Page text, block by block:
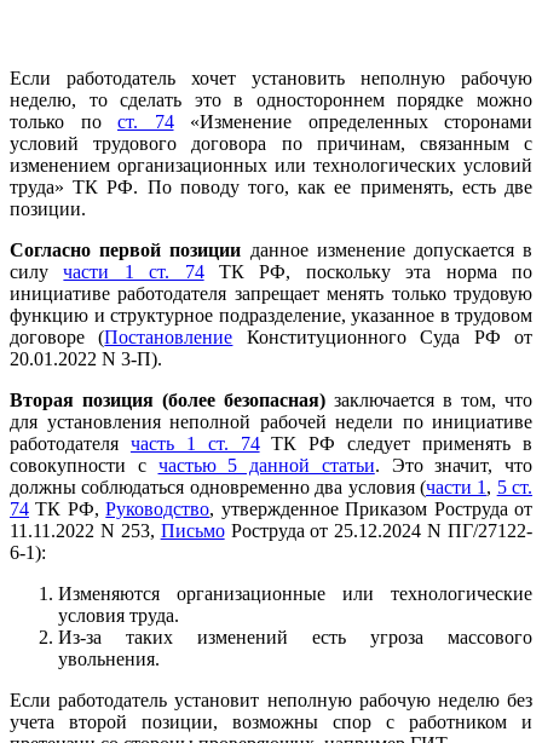
Если работодатель хочет установить неполную рабочую
неделю, то сделать это в одностороннем порядке можно
только по ст. 74«Изменение определенных сторонами
условий трудового договора по причинам, связанным с
изменением организационных или технологических условий
труда» ТК РФ. По поводу того, как ее применять, есть две
позиции.
Согласно первой позиции данное изменение допускается в
силучасти 1 ст. 74ТК РФ, поскольку эта норма по
инициативе работодателя запрещает менять только трудовую
функцию и структурное подразделение, указанное в трудовом
договоре (Постановление Конституционного Суда РФ от
20.01.2022 N 3-П).
Вторая позиция (более безопасная) заключается в том, что
для установления неполной рабочей недели по инициативе
работодателя часть 1 ст. 74ТК РФ следует применять в
совокупности с частью 5 данной статьи. Это значит, что
должны соблюдаться одновременно два условия (части 1 , 5 ст.
74 ТК РФ,Руководство, утвержденное Приказом Роструда от
11.11.2022 N 253, ПисьмоРоструда от 25.12.2024 N ПГ/27122-
6-1):
Изменяются организационные или технологические
условия труда.
Из-за таких изменений есть угроза массового
увольнения.
Если работодатель установит неполную рабочую неделю без
учета второй позиции, возможны спор с работником и